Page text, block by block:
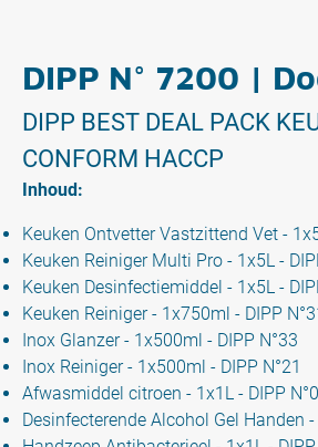
DIPP N° 7200 |
DIPP BEST DEAL PACK
CONFORM HACCP
Inhoud:
Keuken Ontvetter Vastzittend Vet -
Keuken Reiniger Multi Pro - 1x5L -
Keuken Desinfectiemiddel - 1x5L -
Keuken Reiniger - 1x750ml - DIPP
Inox Glanzer - 1x500ml - DIPP N°33
Inox Reiniger - 1x500ml - DIPP N°21
Afwasmiddel citroen - 1x1L - DIPP
Desinfecterende Alcohol Gel Handen -